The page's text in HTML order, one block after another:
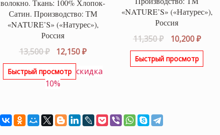
волокно. Ткань: 100% Хлопок-
Сатин. Производство: ТМ
«NATURE’S» («Натурес»),
Россия
13,500₽
Первоначальная
цена
составляла
13,500 ₽.
12,150₽Текущая
12,150 ₽.
Быстрый просмотр скидка
10%
«NATURE’S» («Натурес»),
Россия
11,350₽
цена
составляла
10,200₽
Быстрый просмотр